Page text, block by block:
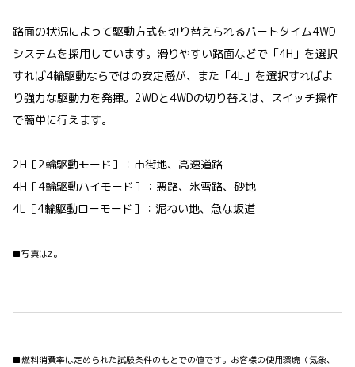
路面の状況によって駆動方式を切り替えられるパートタイム4WD
システムを採用しています。滑りやすい路面などで「4H」を選択
すれば4輪駆動ならではの安定感が、また「4L」を選択すればよ
り強力な駆動力を発揮。2WDと4WDの切り替えは、スイッチ操作
で簡単に行えます。
2H［2輪駆動モード］：市街地、高速道路
4H［4輪駆動ハイモード］：悪路、氷雪路、砂地
4L［4輪駆動ローモード］：泥ねい地、急な坂道
■写真はZ。
■燃料消費率は定められた試験条件のもとでの値です。お客様の使用環境（気象、